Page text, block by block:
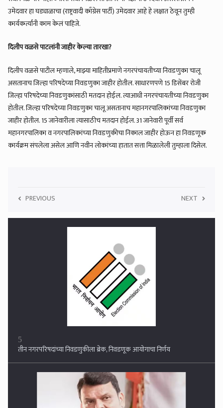
उमेदवार हा घड्याळाचा (राष्ट्रवादी काँग्रेस पार्टी) उमेदवार आहे हे लक्षात ठेवून तुम्ही
कार्यकर्त्यांनी काम केलं पाहिजे.
दिलीप वळसे पाटलांनी जाहीर केल्या तारखा?
दिलीप वळसे पाटील म्हणाले, माझ्या माहितीप्रमाणे नगरपंचायतीच्या निवडणुका चालू
असतानाच जिल्हा परिषदेच्या निवडणुका जाहीर होतील. साधारणपणे 15 डिसेंबर रोजी
जिल्हा परिषदेच्या निवडणुकांसाठी मतदान होईल. त्याआधी नगरपंचायतीच्या निवडणुका
होतील. जिल्हा परिषदेच्या निवडणुका चालू असतानाच महानगरपालिकांच्या निवडणुका
जाहीर होतील. 15 जानेवारीला त्यासाठीच मतदान होईल. 31 जानेवारी पूर्वी सर्व
महानगरपालिका व नगरपालिकांच्या निवडणुकीचा निकाल जाहीर होऊन हा निवडणूक
कार्यक्रम संपलेला असेल आणि नवीन लोकांच्या हातात सत्ता मिळालेली तुम्हाला दिसेल.
PREVIOUS NEXT
5
तीन नगरपरिषदांच्या निवडणुकीला ब्रेक, निवडणूक आयोगाचा निर्णय